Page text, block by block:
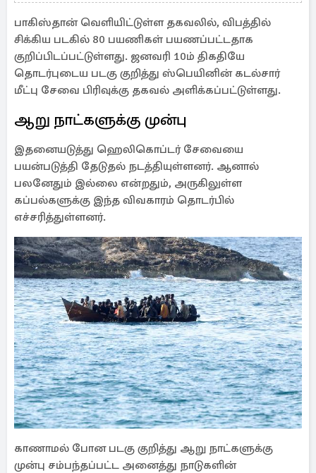
பாகிஸ்தான் வெளியிட்டுள்ள தகவலில், விபத்தில்
சிக்கிய படகில் 80 பயணிகள் பயணப்பட்டதாக
குறிப்பிடப்பட்டுள்ளது. ஜனவரி 10ம் திகதியே
தொடர்புடைய படகு குறித்து ஸ்பெயினின் கடல்சார்
மீட்பு சேவை பிரிவுக்கு தகவல் அளிக்கப்பட்டுள்ளது.
ஆறு நாட்களுக்கு முன்பு
இதனையடுத்து ஹெலிகொப்டர் சேவையை
பயன்படுத்தி தேடுதல் நடத்தியுள்ளனர். ஆனால்
பலனேதும் இல்லை என்றதும், அருகிலுள்ள
கப்பல்களுக்கு இந்த விவகாரம் தொடர்பில்
எச்சரித்துள்ளனர்.
காணாமல் போன படகு குறித்து ஆறு நாட்களுக்கு
முன்பு சம்பந்தப்பட்ட அனைத்து நாடுகளின்